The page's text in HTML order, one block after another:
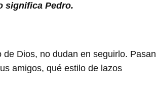
significa Pedro.
Dios, no dudan en seguirlo. Pasan
amigos, qué estilo de lazos